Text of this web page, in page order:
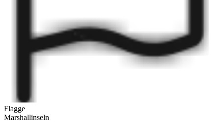
Flagge
Marshallinseln